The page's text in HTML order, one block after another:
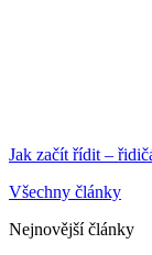
Jak začít řídit –
Všechny články
Nejnovější články